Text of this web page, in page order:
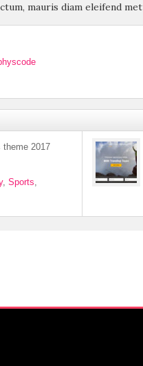
mauris diam eleifend
theme 2017
, Sports,